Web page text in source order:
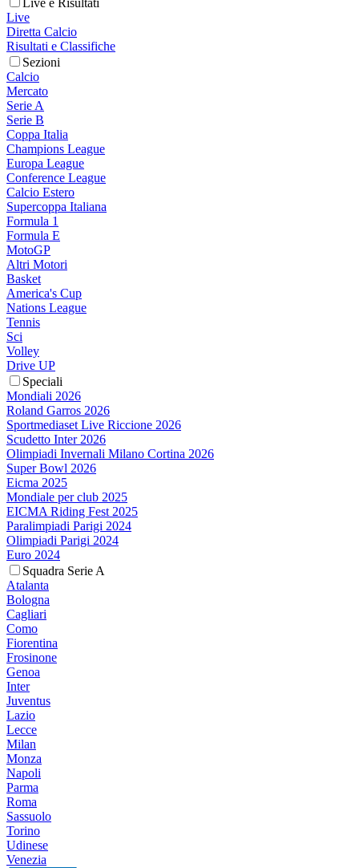
Live e Risultati
Live
Diretta Calcio
Risultati e Classifiche
Sezioni
Calcio
Mercato
Serie A
Serie B
Coppa Italia
Champions League
Europa League
Conference League
Calcio Estero
Supercoppa Italiana
Formula 1
Formula E
MotoGP
Altri Motori
Basket
America's Cup
Nations League
Tennis
Sci
Volley
Drive UP
Speciali
Mondiali 2026
Roland Garros 2026
Sportmediaset Live Riccione 2026
Scudetto Inter 2026
Olimpiadi Invernali Milano Cortina 2026
Super Bowl 2026
Eicma 2025
Mondiale per club 2025
EICMA Riding Fest 2025
Paralimpiadi Parigi 2024
Olimpiadi Parigi 2024
Euro 2024
Squadra Serie A
Atalanta
Bologna
Cagliari
Como
Fiorentina
Frosinone
Genoa
Inter
Juventus
Lazio
Lecce
Milan
Monza
Napoli
Parma
Roma
Sassuolo
Torino
Udinese
Venezia